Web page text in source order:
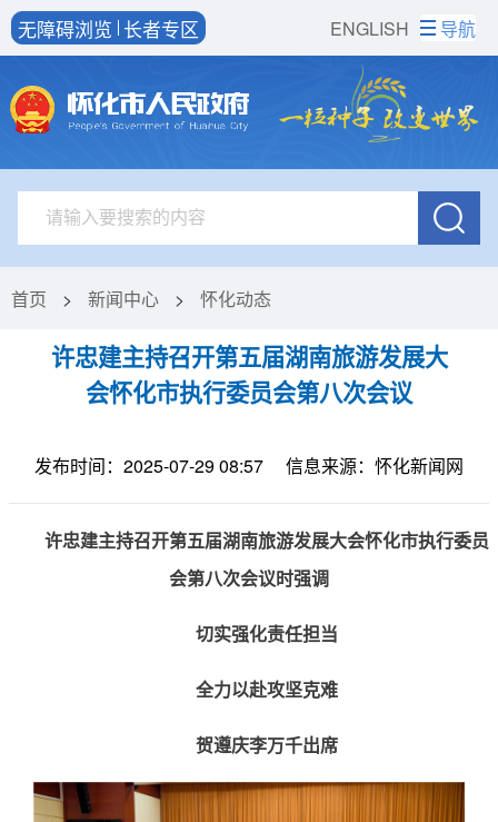
ENGLISH
无障碍浏览 长者专区 导航
首页 > 新闻中心 > 怀化动态
许忠建主持召开第五届湖南旅游发展大
会怀化市执行委员会第八次会议
发布时间：2025-07-29 08:57 信息来源：怀化新闻网
许忠建主持召开第五届湖南旅游发展大会怀化市执行委员
会第八次会议时强调
切实强化责任担当
全力以赴攻坚克难
贺遵庆李万千出席